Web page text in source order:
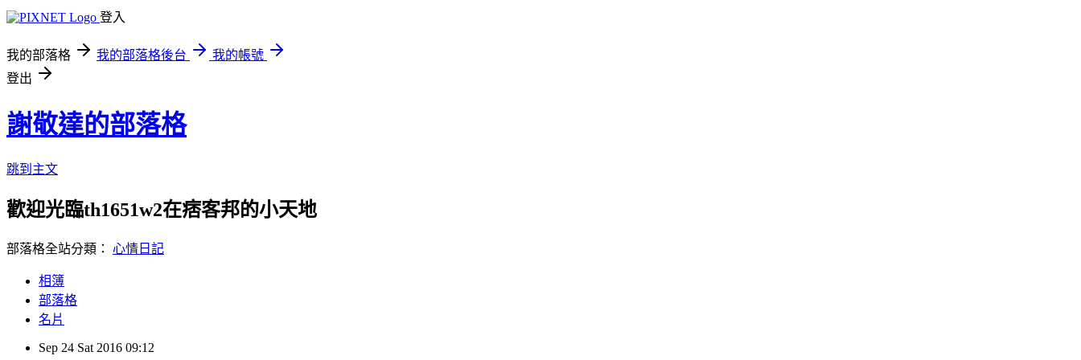
登入
我的部落格 我的部落格後台
我的帳號
登出
謝敬達的部落格
跳到主文
歡迎光臨th1651w2在痞客邦的小天地
部落格全站分類： 心情日記
相簿
部落格
名片
Sep 24 Sat 2016 09:12